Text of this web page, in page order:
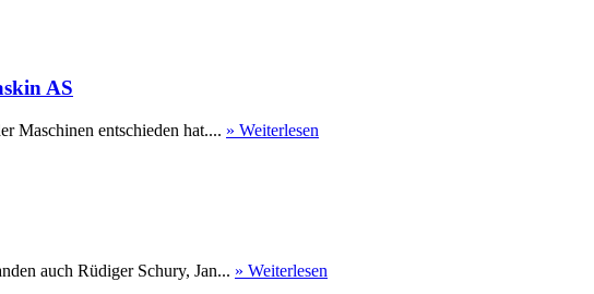
AS
Maschinen entschieden hat.... » Weiterlesen
auch Rüdiger Schury, Jan... » Weiterlesen